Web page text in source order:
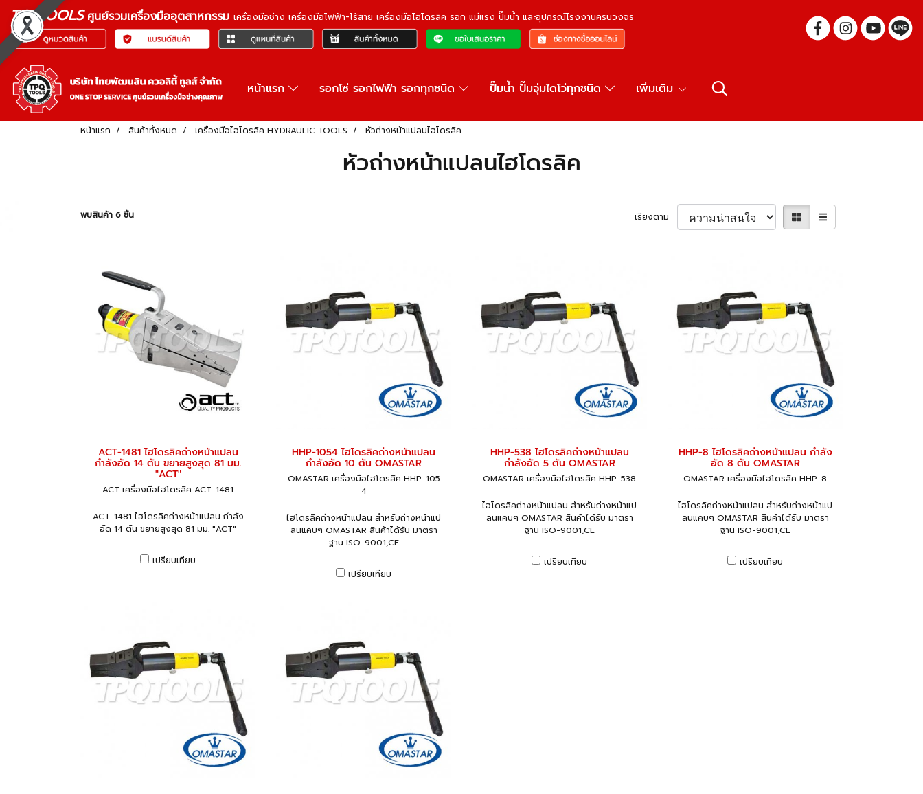
TPQTOOLSศูนย์รวมเครื่องมืออุตสาหกรรม เครื่องมือช่าง เครื่องมือไฟฟ้า-ไร้สาย เครื่องมือไฮโดรลิค รอก แม่แรง ปั๊มน้ำ และอุปกรณ์โรงงานครบวงจร
หน้าแรก รอกโซ่ รอกไฟฟ้า รอกทุกชนิด ปั๊มน้ำ ปั๊มจุ่มไดโว่ทุกชนิด เพิ่มเติม
หน้าแรก สินค้าทั้งหมด เครื่องมือไฮโดรลิค HYDRAULIC TOOLS หัวถ่างหน้าแปลนไฮโดรลิค
หัวถ่างหน้าแปลนไฮโดรลิค
พบสินค้า 6 ชิ้น เรียงตาม
ACT-1481 ไฮโดรลิคถ่างหน้าแปลน
กำลังอัด 14 ตัน ขยายสูงสุด 81 มม.
"ACT"
ACT เครื่องมือไฮโดรลิค ACT-1481
ACT-1481 ไฮโดรลิคถ่างหน้าแปลน กำลัง
อัด 14 ตัน ขยายสูงสุด 81 มม. "ACT"
เปรียบเทียบ
HHP-1054 ไฮโดรลิคถ่างหน้าแปลน
กำลังอัด 10 ตัน OMASTAR
OMASTAR เครื่องมือไฮโดรลิค HHP-105
4
ไฮโดรลิคถ่างหน้าแปลน สำหรับถ่างหน้าแป
ลนแคบๆ OMASTAR สินค้าได้รับ มาตรา
ฐาน ISO-9001,CE
เปรียบเทียบ
HHP-538 ไฮโดรลิคถ่างหน้าแปลน
กำลังอัด 5 ตัน OMASTAR
OMASTAR เครื่องมือไฮโดรลิค HHP-538
ไฮโดรลิคถ่างหน้าแปลน สำหรับถ่างหน้าแป
ลนแคบๆ OMASTAR สินค้าได้รับ มาตรา
ฐาน ISO-9001,CE
เปรียบเทียบ
HHP-8 ไฮโดรลิคถ่างหน้าแปลน กำลัง
อัด 8 ตัน OMASTAR
OMASTAR เครื่องมือไฮโดรลิค HHP-8
ไฮโดรลิคถ่างหน้าแปลน สำหรับถ่างหน้าแป
ลนแคบๆ OMASTAR สินค้าได้รับ มาตรา
ฐาน ISO-9001,CE
เปรียบเทียบ